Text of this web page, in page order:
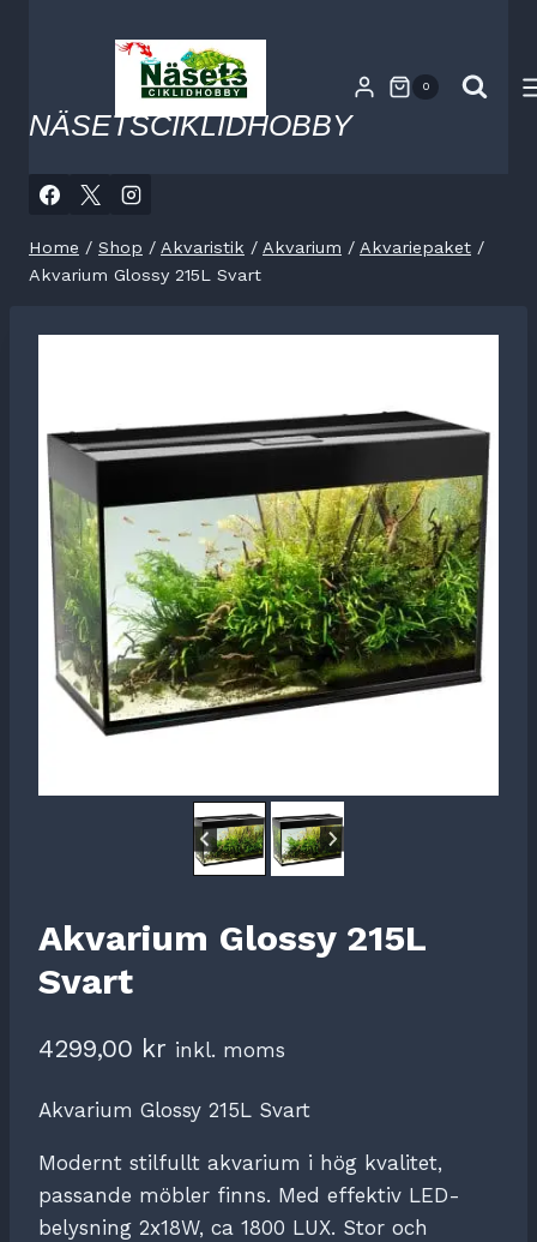
NÄSETSCIKLIDHOBBY
0
Home / Shop / Akvaristik / Akvarium / Akvariepaket /
Akvarium Glossy 215L Svart
Akvarium Glossy 215L
Svart
4299,00 kr inkl. moms
Akvarium Glossy 215L Svart
Modernt stilfullt akvarium i hög kvalitet,
passande möbler finns. Med effektiv LED-
belysning 2x18W, ca 1800 LUX. Stor och